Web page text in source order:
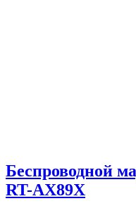
Беспроводной
RT-AX89X